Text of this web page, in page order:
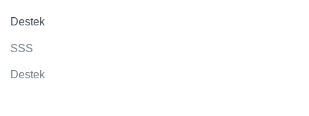
Destek
SSS
Destek